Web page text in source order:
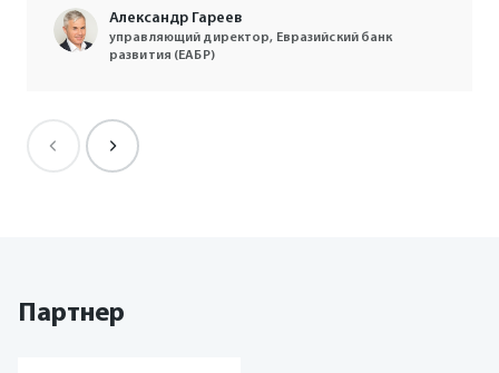
управляющий директор, Евразийский банк
развития (ЕАБР)
Александр Гареев
партнер, инвестиции и рынки капитала,
Василий Савин
Партнер